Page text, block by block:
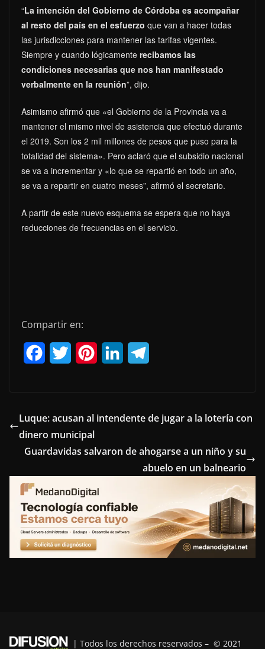
“La intención del Gobierno de Córdoba es acompañar
al resto del país en el esfuerzo que van a hacer todas
las jurisdicciones para mantener las tarifas vigentes.
Siempre y cuando lógicamente recibamos las
condiciones necesarias que nos han manifestado
verbalmente en la reunión”, dijo.
Asimismo afirmó que «el Gobierno de la Provincia va a
mantener el mismo nivel de asistencia que efectuó durante
el 2019. Son los 2 mil millones de pesos que puso para la
totalidad del sistema». Pero aclaró que el subsidio nacional
se va a incrementar y «lo que se repartió en todo un año,
se va a repartir en cuatro meses”, afirmó el secretario.
A partir de este nuevo esquema se espera que no haya
reducciones de frecuencias en el servicio.
Compartir en:
e
b
o
o
k
t
t
e
r
t
r
e
s
t
k
d
I
n
e
r
a
Luque: acusan al intendente de jugar a la lotería con
dinero municipal
Guardavidas salvaron de ahogarse a un niño y su
abuelo en un balneario
| Todos los derechos reservados – © 2021